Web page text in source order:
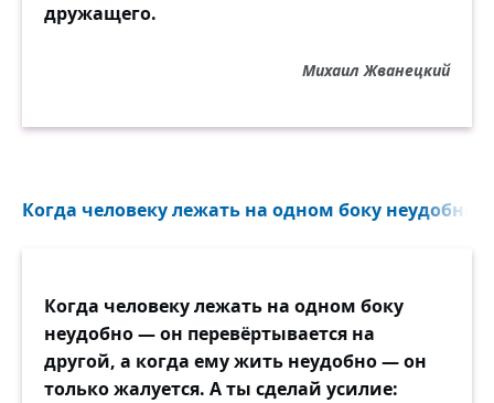
дружащего.
Михаил Жванецкий
Когда человеку лежать на одном боку неудобно
Когда человеку лежать на одном боку
неудобно — он перевёртывается на
другой, а когда ему жить неудобно — он
только жалуется. А ты сделай усилие: